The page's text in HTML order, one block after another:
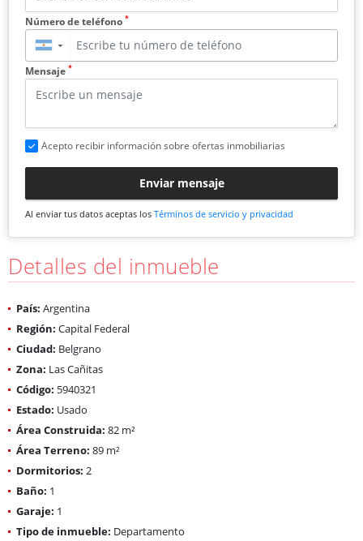
Número de teléfono *
▼
Mensaje *
Acepto recibir información sobre ofertas inmobiliarias
Enviar mensaje
Al enviar tus datos aceptas los Términos de servicio y privacidad
Detalles del inmueble
País: Argentina
Región: Capital Federal
Ciudad: Belgrano
Zona: Las Cañitas
Código: 5940321
Estado: Usado
Área Construida: 82 m²
Área Terreno: 89 m²
Dormitorios: 2
Baño: 1
Garaje: 1
Tipo de inmueble: Departamento